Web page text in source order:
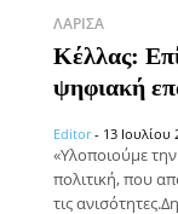
ΛΆΡΙΣΑ
Κέλλας:
ψηφιακή
Editor - 13
«Υλοποιούμε
πολιτική, που
τις